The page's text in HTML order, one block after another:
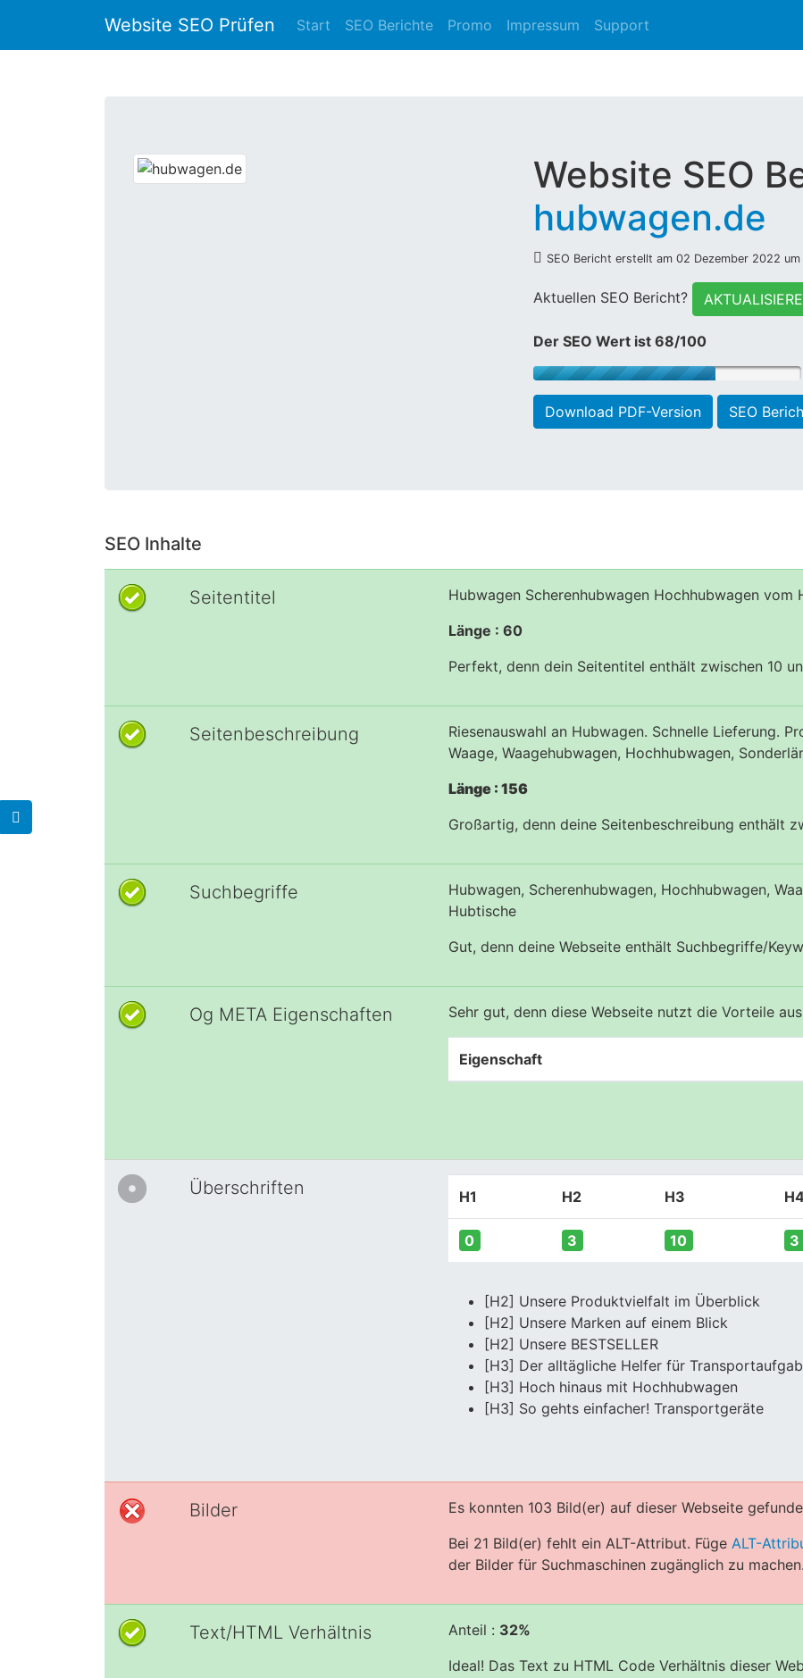
Website SEO Prüfen Start SEO Berichte Promo Impressum Support
Website SEO
hubwagen.de
SEO Bericht erstellt am 02 Dezember 2022
Aktuellen SEO Bericht?
Der SEO Wert ist 68/100
Download PDF-Version SEO
SEO Inhalte
Seitentitel
Hubwagen Scherenhubwagen Hochhubwagen vom
Länge : 60
Perfekt, denn dein Seitentitel enthält zwischen 10
Seitenbeschreibung
Riesenauswahl an Hubwagen. Schnelle Lieferung.
Waage, Waagehubwagen, Hochhubwagen,
Länge : 156
Großartig, denn deine Seitenbeschreibung enthält
Suchbegriffe
Hubwagen, Scherenhubwagen, Hochhubwagen,
Hubtische
Gut, denn deine Webseite enthält Suchbegriffe/
Og META Eigenschaften Sehr gut, denn diese Webseite nutzt die Vorteile
Eigenschaft
Überschriften H1 H2 H3
0 3 10 3
[H2] Unsere Produktvielfalt im Überblick
[H2] Unsere Marken auf einem Blick
[H2] Unsere BESTSELLER
[H3] Der alltägliche Helfer für
[H3] Hoch hinaus mit Hochhubwagen
[H3] So gehts einfacher! Transportgeräte
Bilder
Es konnten 103 Bild(er) auf dieser Webseite
Bei 21 Bild(er) fehlt ein ALT-Attribut. Füge ALT-
der Bilder für Suchmaschinen zugänglich zu machen.
Text/HTML Verhältnis Anteil : 32%
Ideal! Das Text zu HTML Code Verhältnis dieser